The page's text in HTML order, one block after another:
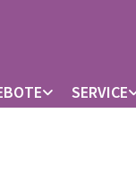
SERVICE